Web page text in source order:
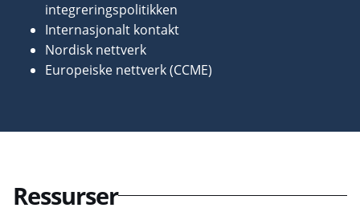
integreringspolitikken
Internasjonalt kontakt
Nordisk nettverk
Europeiske nettverk (CCME)
Ressurser